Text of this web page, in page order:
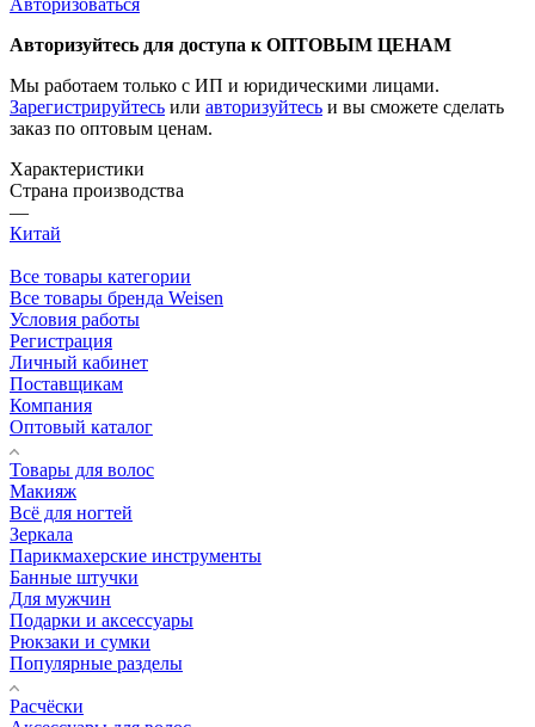
Авторизуйтесь для доступа к ОПТОВЫМ ЦЕНАМ
Мы работаем только с ИП и юридическими лицами.
Зарегистрируйтесь или авторизуйтесь и вы сможете сделать
заказ по оптовым ценам.
Характеристики
Страна производства
—
Китай
Все товары категории
Все товары бренда Weisen
Условия работы
Регистрация
Личный кабинет
Поставщикам
Компания
Оптовый каталог
Товары для волос
Макияж
Всё для ногтей
Зеркала
Парикмахерские инструменты
Банные штучки
Для мужчин
Подарки и аксессуары
Рюкзаки и сумки
Популярные разделы
Расчёски